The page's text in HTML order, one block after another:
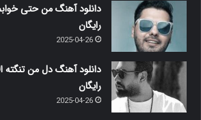
دانلود آهنگ من حتی
رایگان
2025-04-26
دانلود آهنگ دل من تنگته
رایگان
2025-04-26